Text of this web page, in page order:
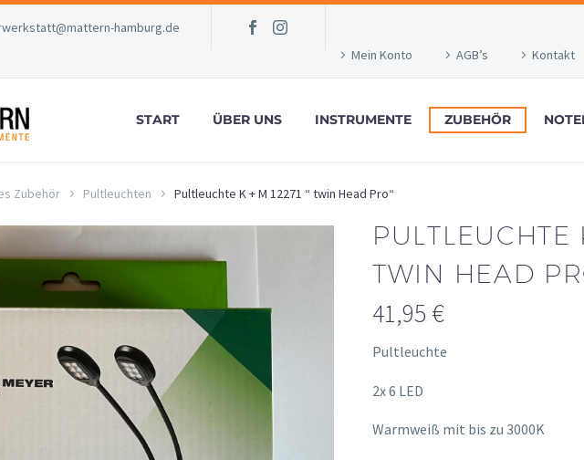
hamburg.de
Mein Konto
AGB’s Kontakt
START ÜBER UNS INSTRUMENTE ZUBEHÖR
Zubehör Pultleuchten Pultleuchte K + M 12271 “ twin Head Pro“
PULTLEUCHTE
TWIN HEAD
41,95 €
Pultleuchte
2x 6 LED
Warmweiß mit bis zu 3000K